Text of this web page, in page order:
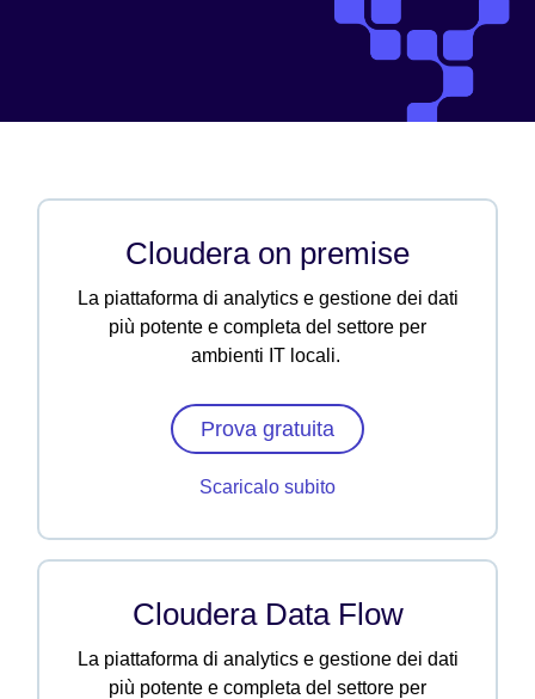
Cloudera on premise
La piattaforma di analytics e gestione dei dati
più potente e completa del settore per
ambienti IT locali.
Prova gratuita
Scaricalo subito
Cloudera Data Flow
La piattaforma di analytics e gestione dei dati
più potente e completa del settore per